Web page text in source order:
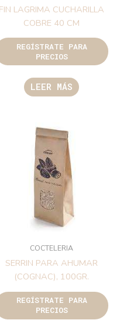
FIN LAGRIMA CUCHARILLA
COBRE 40 CM
REGÍSTRATE PARA
PRECIOS
LEER MÁS
COCTELERIA
SERRIN PARA AHUMAR
(COGNAC), 100GR.
REGÍSTRATE PARA
PRECIOS